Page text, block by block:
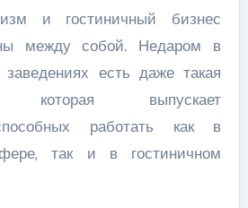
и гостиничный бизнес
между собой. Недаром в
есть даже такая
которая выпускает
работать как в
так и в гостиничном